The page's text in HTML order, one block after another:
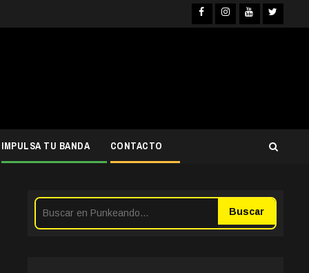
Facebook
Instagram
IMPULSA TU BANDA CONTACTO
Buscar